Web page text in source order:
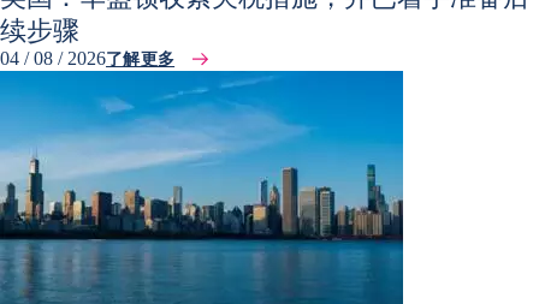
续步骤
04 / 08 / 2026了解更多